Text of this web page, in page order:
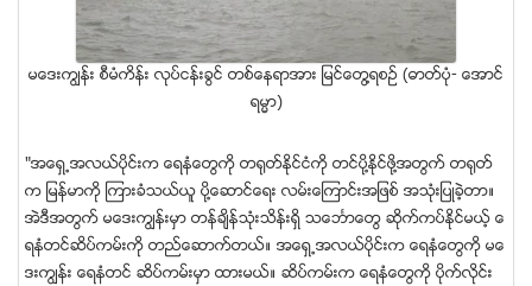
မေဒးကြၽန္း စီမံကိန္း လုပ္ငန္းခြင္ တစ္ေနရာအား ျမင္ေတြ႔ရစဥ္ (ဓာတ္ပုံ- ေအာင္
ရမၼာ)
"အေရွ႕အလယ္ပိုင္းက ေရနံေတြကို တ႐ုတ္ႏုိင္ငံကို တင္ပို႔ႏုိင္ဖို႔အတြက္ တ႐ုတ္
က ျမန္မာကို ၾကားခံသယ္ယူ ပို႔ေဆာင္ေရး လမ္းေၾကာင္းအျဖစ္ အသံုးျပဳခဲ့တာ။
အဲဒီအတြက္ မေဒးကြၽန္းမွာ တန္ခ်ိန္သံုးသိန္းရွိ သေဘၤာေတြ ဆိုက္ကပ္ႏုိင္မယ့္ ေ
ရနံတင္ဆိပ္ကမ္းကို တည္ေဆာက္တယ္။ အေရွ႕အလယ္ပိုင္းက ေရနံေတြကို မေ
ဒးကြၽန္း ေရနံတင္ ဆိပ္ကမ္းမွာ ထားမယ္။ ဆိပ္ကမ္းက ေရနံေတြကို ပိုက္လုိင္း